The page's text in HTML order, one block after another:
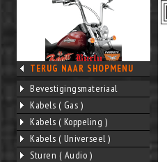
TERUG NAAR SHOPMENU
Bevestigingsmateriaal
Kabels ( Gas )
Kabels ( Koppeling )
Kabels ( Universeel )
Sturen ( Audio )